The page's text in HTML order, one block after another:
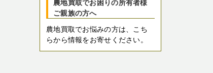
ご親族の方へ
農地買取でお悩みの方は、こち
らから情報をお寄せください。